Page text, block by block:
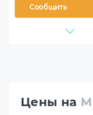
Сообщить
Цены на